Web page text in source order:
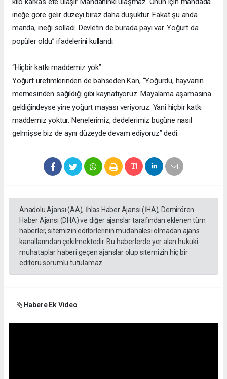
ineğe göre gelir düzeyi biraz daha düşüktür. Fakat şu anda
manda, ineği solladı. Devletin de burada payı var. Yoğurt da
popüler oldu” ifadelerini kullandı.
“Hiçbir katkı maddemiz yok”
Yoğurt üretimlerinden de bahseden Kan, “Yoğurdu, hayvanın
memesinden sağıldığı gibi kaynatıyoruz. Mayalama aşamasına
geldiğindeyse yine yoğurt mayası veriyoruz. Yani hiçbir katkı
maddemiz yoktur. Nenelerimiz, dedelerimiz bugüne nasıl
gelmişse biz de aynı düzeyde devam ediyoruz” dedi.
Anadolu Ajansı (AA), İhlas Haber Ajansı (İHA), Demirören
Haber Ajansı (DHA) ve diğer ajanslar tarafından eklenen tüm
haberler, sitemizin editörlerinin müdahalesi olmadan ajans
kanallarından çekilmektedir. Bu haberlerde yer alan hukuki
muhataplar haberi geçen ajanslar olup sitemizin hiç bir
editörü sorumlu tutulamaz...
Habere Ek Video